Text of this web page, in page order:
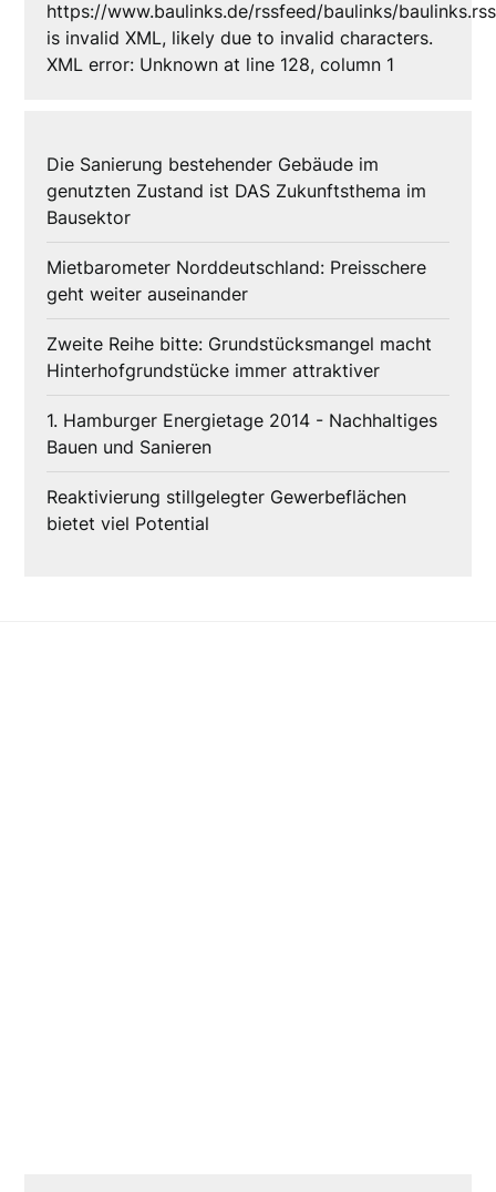
https://www.baulinks.de/rssfeed/baulinks/baulinks.rss
is invalid XML, likely due to invalid characters.
XML error: Unknown at line 128, column 1
Die Sanierung bestehender Gebäude im
genutzten Zustand ist DAS Zukunftsthema im
Bausektor
Mietbarometer Norddeutschland: Preisschere
geht weiter auseinander
Zweite Reihe bitte: Grundstücksmangel macht
Hinterhofgrundstücke immer attraktiver
1. Hamburger Energietage 2014 - Nachhaltiges
Bauen und Sanieren
Reaktivierung stillgelegter Gewerbeflächen
bietet viel Potential